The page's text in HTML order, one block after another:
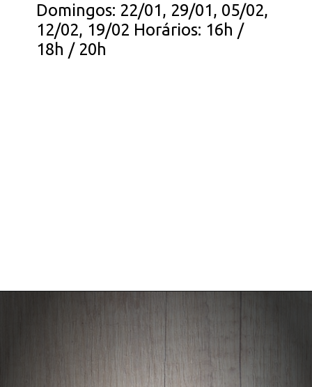
Domingos: 22/01, 29/01, 05/02,
12/02, 19/02 Horários: 16h /
18h / 20h